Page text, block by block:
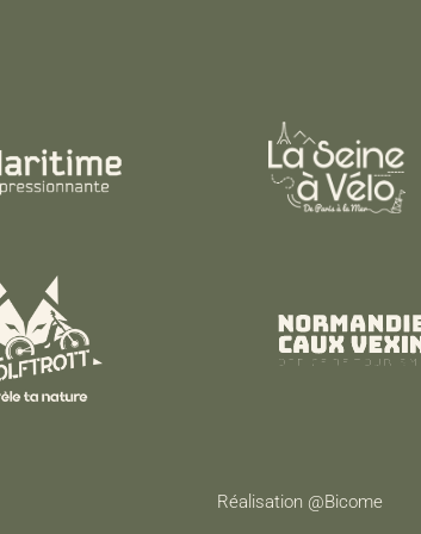
Réalisation @Bicome